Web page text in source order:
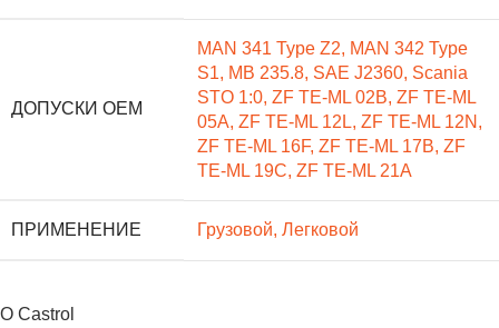
ДОПУСКИ OEM
MAN 341 Type Z2, MAN 342 Type
S1, MB 235.8, SAE J2360, Scania
STO 1:0, ZF TE-ML 02B, ZF TE-ML
05A, ZF TE-ML 12L, ZF TE-ML 12N ,
ZF TE-ML 16F, ZF TE-ML 17B, ZF
TE-ML 19C, ZF TE-ML 21A
ПРИМЕНЕНИЕ Грузовой, Легковой
О Castrol